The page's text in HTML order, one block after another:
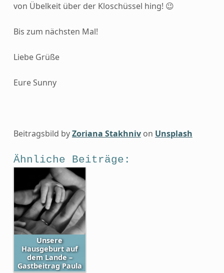
von Übelkeit über der Kloschüssel hing! 😉
Bis zum nächsten Mal!
Liebe Grüße
Eure Sunny
Beitragsbild byZoriana Stakhnivon Unsplash
Ähnliche Beiträge:
Unsere
Hausgeburt auf
dem Lande –
Gastbeitrag Paula